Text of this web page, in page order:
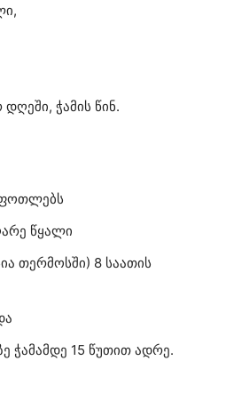
ჭამის წინ.
ფოთლებს
წყალი
თერმოსში) 8 საათის
ჭამამდე 15 წუთით ადრე.